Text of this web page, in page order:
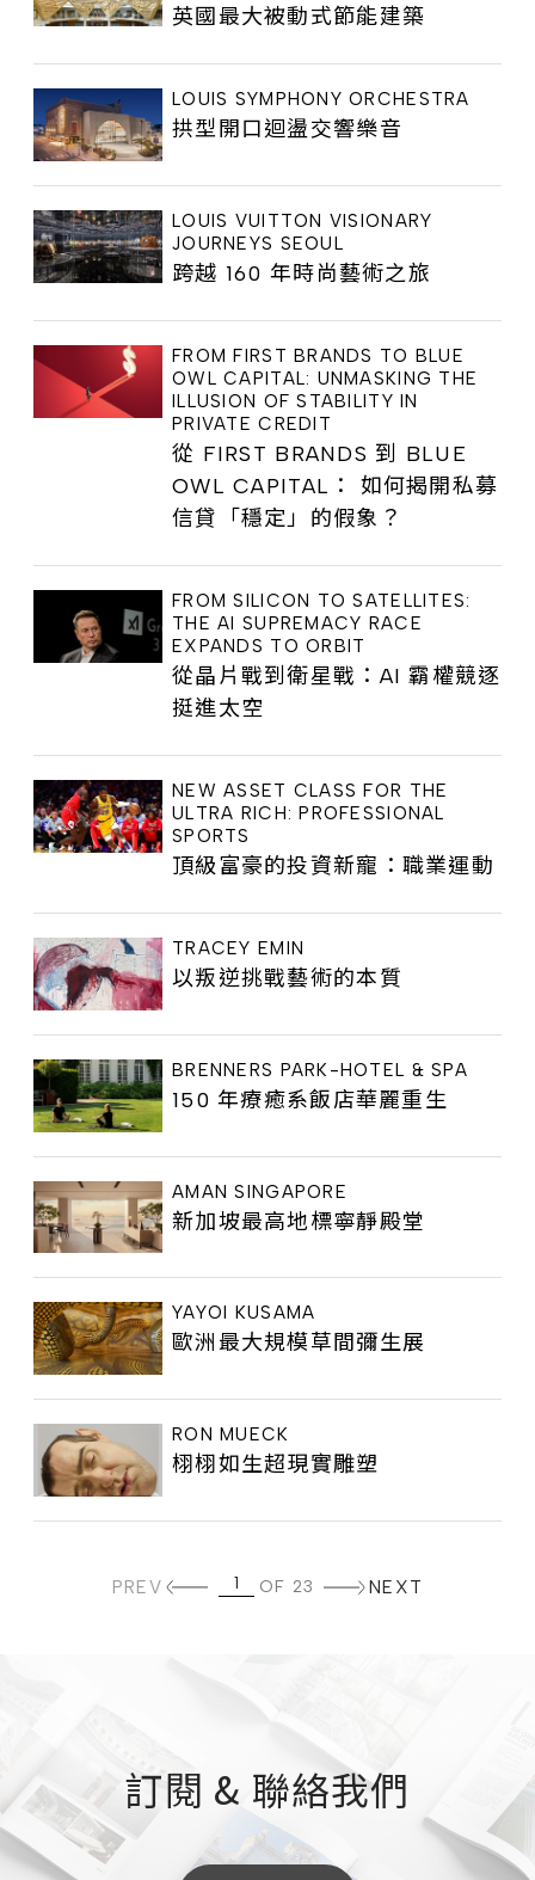
英國最大被動式節能建築
LOUIS SYMPHONY ORCHESTRA
拱型開口迴盪交響樂音
LOUIS VUITTON VISIONARY
JOURNEYS SEOUL
跨越 160 年時尚藝術之旅
FROM FIRST BRANDS TO BLUE
OWL CAPITAL: UNMASKING THE
ILLUSION OF STABILITY IN
PRIVATE CREDIT
從 FIRST BRANDS 到 BLUE
OWL CAPITAL： 如何揭開私募
信貸「穩定」的假象？
FROM SILICON TO SATELLITES:
THE AI SUPREMACY RACE
EXPANDS TO ORBIT
從晶片戰到衛星戰：AI 霸權競逐
挺進太空
NEW ASSET CLASS FOR THE
ULTRA RICH: PROFESSIONAL
SPORTS
頂級富豪的投資新寵：職業運動
TRACEY EMIN
以叛逆挑戰藝術的本質
BRENNERS PARK-HOTEL & SPA
150 年療癒系飯店華麗重生
AMAN SINGAPORE
新加坡最高地標寧靜殿堂
YAYOI KUSAMA
歐洲最大規模草間彌生展
RON MUECK
栩栩如生超現實雕塑
PREV OF 23 NEXT
訂閱 & 聯絡我們